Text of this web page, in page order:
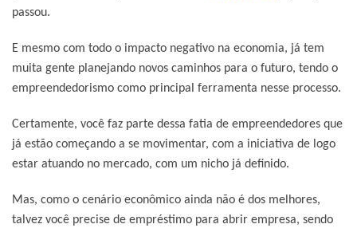
passou.
E mesmo com todo o impacto negativo na economia, já tem
muita gente planejando novos caminhos para o futuro, tendo o
empreendedorismo como principal ferramenta nesse processo.
Certamente, você faz parte dessa fatia de empreendedores que
já estão começando a se movimentar, com a iniciativa de logo
estar atuando no mercado, com um nicho já definido.
Mas, como o cenário econômico ainda não é dos melhores,
talvez você precise de empréstimo para abrir empresa, sendo